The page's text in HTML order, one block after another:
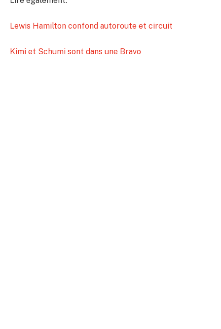
Lewis Hamilton confond autoroute et circuit
Kimi et Schumi sont dans une Bravo